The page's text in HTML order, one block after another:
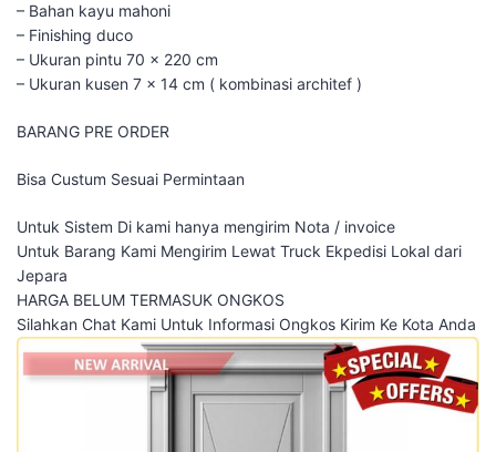
– Bahan kayu mahoni
– Finishing duco
– Ukuran pintu 70 x 220 cm
– Ukuran kusen 7 x 14 cm ( kombinasi architef )
BARANG PRE ORDER
Bisa Custum Sesuai Permintaan
Untuk Sistem Di kami hanya mengirim Nota / invoice
Untuk Barang Kami Mengirim Lewat Truck Ekpedisi Lokal dari
Jepara
HARGA BELUM TERMASUK ONGKOS
Silahkan Chat Kami Untuk Informasi Ongkos Kirim Ke Kota Anda